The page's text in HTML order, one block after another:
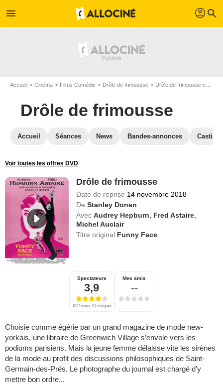
menu profil search
Accueil Cinéma Films Comédie Drôle de frimousse Drôle de frimousse en Blu Ray
Drôle de frimousse
Accueil Séances News Bandes-annonces Casting
Voir toutes les offres DVD
Drôle de frimousse
Date de reprise 14 novembre 2018
De Stanley Donen
Avec Audrey Hepburn Fred Astaire
Michel Auclair
Titre original Funny Face
Spectateurs
3,9
1023 notes, 81 critiques
Mes amis
--
Choisie comme égérie par un grand magazine de mode new-
yorkais, une libraire de Greenwich Village s’envole vers les
podiums parisiens. Mais la jeune femme délaisse vite les sirènes
de la mode au profit des discussions philosophiques de Saint-
Germain-des-Prés. Le photographe du journal est chargé d’y
mettre bon ordre...